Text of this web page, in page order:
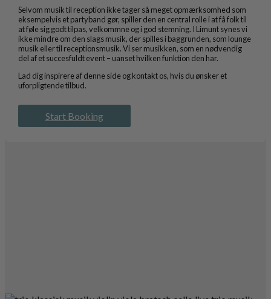
Selvom musik til reception ikke tager så meget opmærksomhed som
eksempelvis et partyband gør, spiller den en central rolle i at få folk til
at føle sig godt tilpas, velkommne og i god stemning. I Limunt synes vi
ikke mindre om den slags musik, der spilles i baggrunden, som lounge
musik eller til receptionsmusik. Vi ser musikken, som en nødvendig
del af et succesfuldt event – uanset hvilken funktion den har.
Lad dig inspirere af denne side og kontakt os, hvis du ønsker et
uforpligtende tilbud.
Start Booking